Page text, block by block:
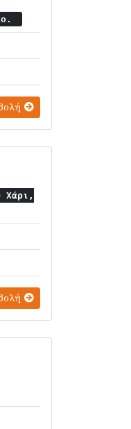
Χάρι,